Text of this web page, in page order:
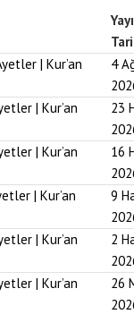
| Kur’an
4
| Kur’an
23
| Kur’an
16
| Kur’an
9
| Kur’an
2
| Kur’an
26